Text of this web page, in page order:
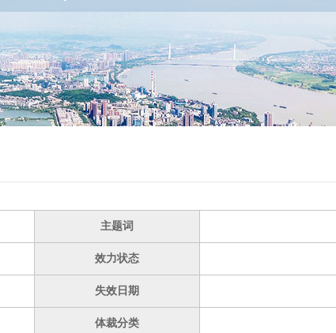
主题词
效力状态
失效日期
体裁分类